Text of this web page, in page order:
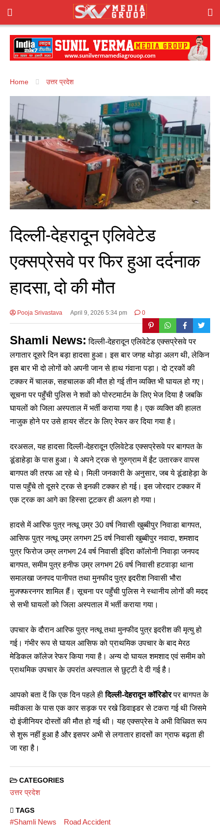
Home उत्तर प्रदेश
दिल्ली-देहरादून एलिवेटेड
एक्सप्रेसवे पर फिर हुआ दर्दनाक
हादसा, दो की मौत
Pooja Srivastava April 9, 2026 5:34 pm 0
Shamli News: दिल्ली-देहरादून एलिवेटेड एक्सप्रेसवे पर
लगातार दूसरे दिन बड़ा हादसा हुआ। इस बार जगह थोड़ा अलग थी, लेकिन
इस बार भी दो लोगों को अपनी जान से हाथ गंवाना पड़ा। दो ट्रकों की
टक्कर में चालक, सहचालक की मौत हो गई तीन व्यक्ति भी घायल हो गए।
सूचना पर पहुँची पुलिस ने शवों को पोस्टमार्टम के लिए भेज दिया है जबकि
घायलों को जिला अस्पताल में भर्ती कराया गया है। एक व्यक्ति की हालत
नाजुक होने पर उसे हायर सेंटर के लिए रेफर कर दिया गया है।
दरअसल, यह हादसा दिल्ली-देहरादून एलिवेटेड एक्सप्रेसवे पर बागपत के
डूंडाहेड़ा के पास हुआ। ये अपने ट्रक से गुरुग्राम में ईंट उतारकर वापस
बागपत की तरफ आ रहे थे। मिली जनकारी के अनुसार, जब ये डूंडाहेड़ा के
पास पहुँचे तो दूसरे ट्रक से इनकी टक्कर हो गई। इस जोरदार टक्कर में
एक ट्रक का आगे का हिस्सा टूटकर ही अलग हो गया।
हादसे में आरिफ पुत्र नत्थू उम्र 30 वर्ष निवासी खुब्बीपुर निवाडा बागपत,
आसिफ पुत्र नत्थू उम्र लगभग 25 वर्ष निवासी खुब्बीपुर नवादा, शमशाद
पुत्र फिरोज उम्र लगभग 24 वर्ष निवासी इंदिरा कॉलोनी निवाड़ा जनपद
बागपत, समीम पुत्र हनीफ उम्र लगभग 26 वर्ष निवासी हटवाड़ा थाना
समालखा जनपद पानीपत तथा मुनफीद पुत्र इदरीश निवासी भौरा
मुजफ्फरनगर शामिल हैं। सूचना पर पहुँची पुलिस ने स्थानीय लोगों की मदद
से सभी घायलों को जिला अस्पताल में भर्ती कराया गया।
उपचार के दौरान आरिफ पुत्र नत्थू तथा मुनफीद पुत्र इदरीश की मृत्यु हो
गई। गंभीर रूप से घायल आसिफ को प्राथमिक उपचार के बाद मेरठ
मेडिकल कॉलेज रेफर किया गया है। अन्य दो घायल शमशाद एवं समीम को
प्राथमिक उपचार के उपरांत अस्पताल से छुट्टी दे दी गई है।
आपको बता दें कि एक दिन पहले हीदिल्ली-देहरादून कॉरिडोरपर बागपत के
मवीकला के पास एक कार सड़क पर रखे डिवाइडर से टकरा गई थी जिसमे
दो इंजीनियर दोस्तों की मौत हो गई थी। यह एक्सप्रेस वे अभी विधिवत रूप
से शुरू नहीं हुआ है और इसपर अभी से लगातार हादसों का ग्राफ बढ़ता ही
जा रहा है।
CATEGORIES
उत्तर प्रदेश
TAGS
#Shamli News Road Accident